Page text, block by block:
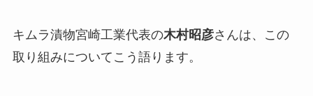
キムラ漬物宮崎工業代表の木村昭彦さんは、この
取り組みについてこう語ります。